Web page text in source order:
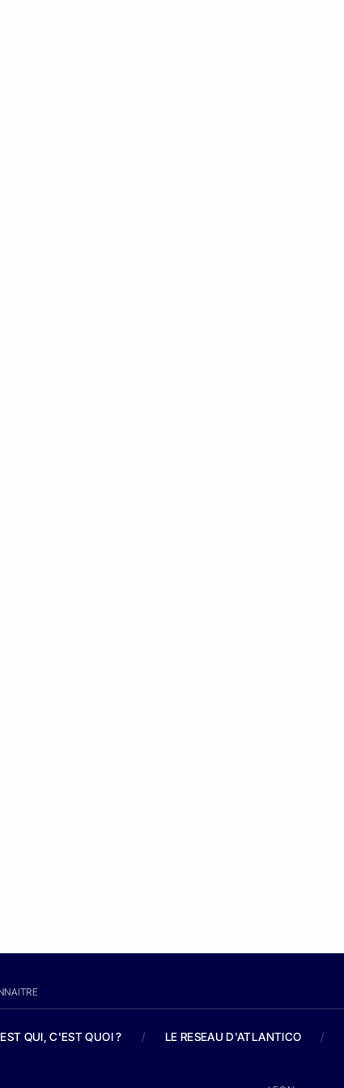
QUI, C'EST QUOI ? / LE RESEAU D'ATLANTICO /